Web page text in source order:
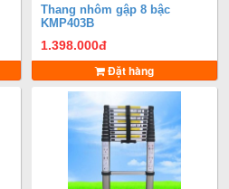
Thang nhôm gập 8 bậc
KMP403B
1.398.000đ
Đặt hàng